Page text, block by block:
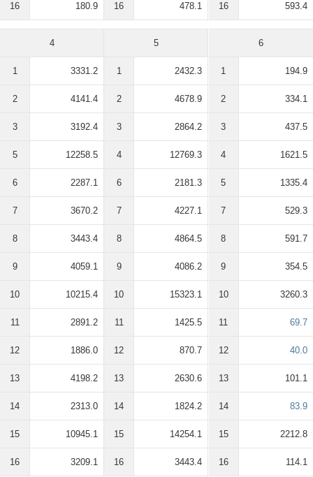
16 180.9 16 478.1 16 593.4
4
1 3331.2
2 4141.4
3 3192.4
5 12258.5
6 2287.1
7 3670.2
8 3443.4
9 4059.1
10 10215.4
11 2891.2
12 1886.0
13 4198.2
14 2313.0
15 10945.1
16 3209.1
5
1 2432.3
2 4678.9
3 2864.2
4 12769.3
6 2181.3
7 4227.1
8 4864.5
9 4086.2
10 15323.1
11 1425.5
12 870.7
13 2630.6
14 1824.2
15 14254.1
16 3443.4
6
1 194.9
2 334.1
3 437.5
4 1621.5
5 1335.4
7 529.3
8 591.7
9 354.5
10 3260.3
11 69.7
12 40.0
13 101.1
14 83.9
15 2212.8
16 114.1